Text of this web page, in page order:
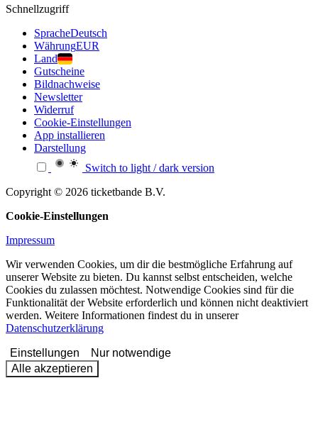
Schnellzugriff
SpracheDeutsch
WährungEUR
Land
Gutscheine
Bildnachweise
Newsletter
Widerruf
Cookie-Einstellungen
App installieren
Darstellung
Switch to light / dark version
Copyright © 2026 ticketbande B.V.
Cookie-Einstellungen
Impressum
Wir verwenden Cookies, um dir die bestmögliche Erfahrung auf
unserer Website zu bieten. Du kannst selbst entscheiden, welche
Cookies du zulassen möchtest. Notwendige Cookies sind für die
Funktionalität der Website erforderlich und können nicht deaktiviert
werden. Weitere Informationen findest du in unserer
Datenschutzerklärung
Einstellungen
Nur notwendige
Alle akzeptieren